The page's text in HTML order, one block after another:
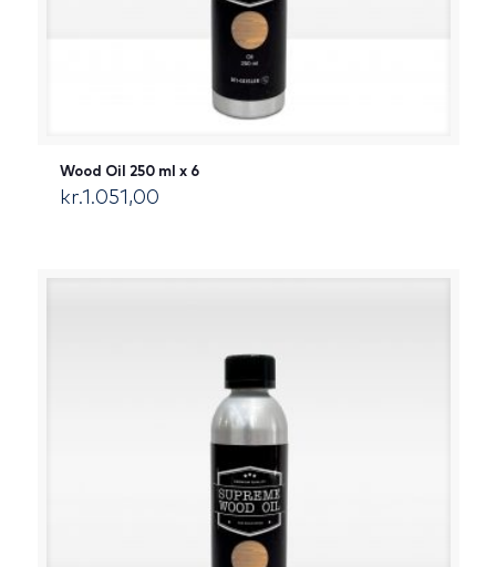
Wood Oil 250 ml x 6
kr.1.051,00